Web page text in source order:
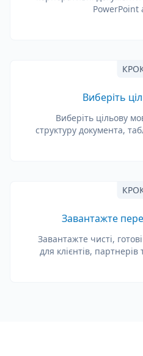
PowerPoint
Виберіть
Виберіть цільову
структуру документа,
Завантажте
Завантажте чисті,
для клієнтів,